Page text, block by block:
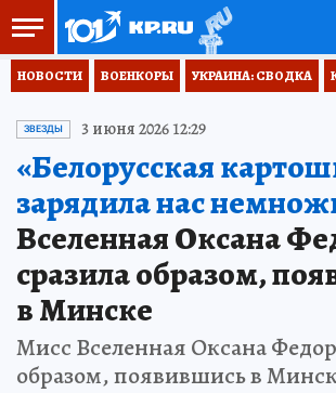
НОВОСТИ ВОЕНКОРЫ УКРАИНА: СВОДКА
ЗВЕЗДЫ 3 июня 2026 12:29
«Белорусская
зарядила нас
Вселенная Оксана
сразила образом,
в Минске
Мисс Вселенная Оксана
образом, появившись в